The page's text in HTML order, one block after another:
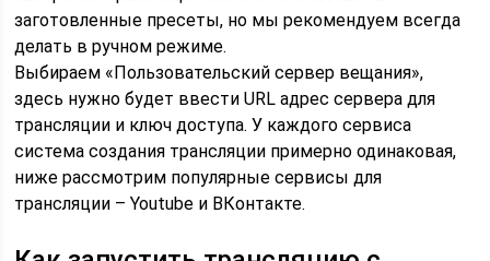
заготовленные пресеты, но мы рекомендуем всегда
делать в ручном режиме.
Выбираем «Пользовательский сервер вещания»,
здесь нужно будет ввести URL адрес сервера для
трансляции и ключ доступа. У каждого сервиса
система создания трансляции примерно одинаковая,
ниже рассмотрим популярные сервисы для
трансляции – Youtube и ВКонтакте.